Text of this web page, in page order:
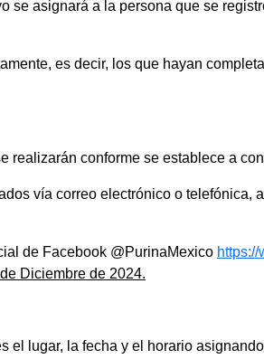
se asignará a la persona que se
es decir, los que hayan
realizarán conforme se establece a
vía correo electrónico o telefónica,
de Facebook @PurinaMexico
Diciembre de 2024.
lugar, la fecha y el horario